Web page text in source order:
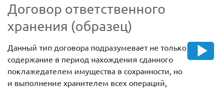
Договор ответственного
хранения (образец)
Данный тип договора подразумевает не только
содержание в период нахождения сданного
поклажедателем имущества в сохранности, но
и выполнение хранителем всех операций,